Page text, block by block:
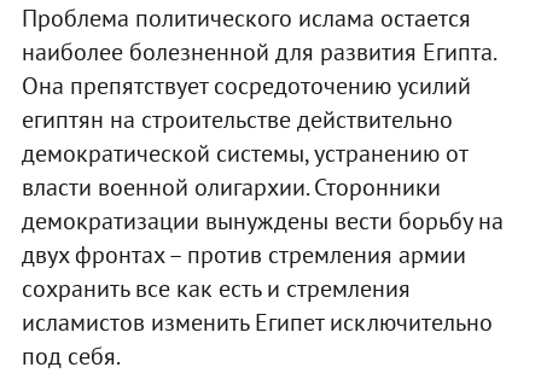
Проблема политического ислама остается
наиболее болезненной для развития Египта.
Она препятствует сосредоточению усилий
египтян на строительстве действительно
демократической системы, устранению от
власти военной олигархии. Сторонники
демократизации вынуждены вести борьбу на
двух фронтах – против стремления армии
сохранить все как есть и стремления
исламистов изменить Египет исключительно
под себя.